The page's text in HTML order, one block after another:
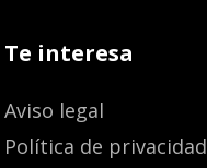
Te interesa
Aviso legal
Política de privacidad